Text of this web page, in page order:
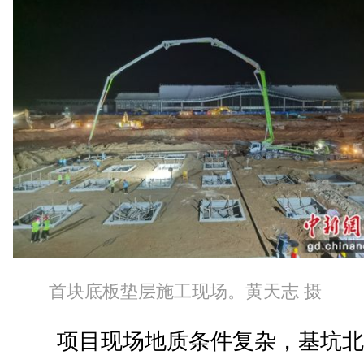
首块底板垫层施工现场。黄天志 摄
项目现场地质条件复杂，基坑